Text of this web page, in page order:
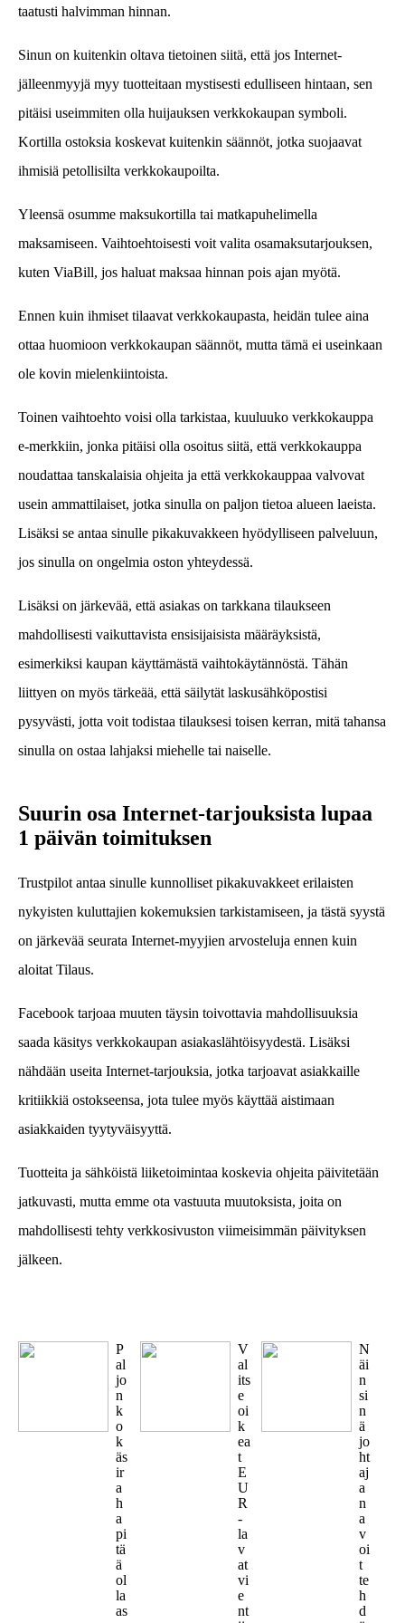
taatusti halvimman hinnan.
Sinun on kuitenkin oltava tietoinen siitä, että jos Internet-
jälleenmyyjä myy tuotteitaan mystisesti edulliseen hintaan, sen
pitäisi useimmiten olla huijauksen verkkokaupan symboli.
Kortilla ostoksia koskevat kuitenkin säännöt, jotka suojaavat
ihmisiä petollisilta verkkokaupoilta.
Yleensä osumme maksukortilla tai matkapuhelimella
maksamiseen. Vaihtoehtoisesti voit valita osamaksutarjouksen,
kuten ViaBill, jos haluat maksaa hinnan pois ajan myötä.
Ennen kuin ihmiset tilaavat verkkokaupasta, heidän tulee aina
ottaa huomioon verkkokaupan säännöt, mutta tämä ei useinkaan
ole kovin mielenkiintoista.
Toinen vaihtoehto voisi olla tarkistaa, kuuluuko verkkokauppa
e-merkkiin, jonka pitäisi olla osoitus siitä, että verkkokauppa
noudattaa tanskalaisia ohjeita ja että verkkokauppaa valvovat
usein ammattilaiset, jotka sinulla on paljon tietoa alueen laeista.
Lisäksi se antaa sinulle pikakuvakkeen hyödylliseen palveluun,
jos sinulla on ongelmia oston yhteydessä.
Lisäksi on järkevää, että asiakas on tarkkana tilaukseen
mahdollisesti vaikuttavista ensisijaisista määräyksistä,
esimerkiksi kaupan käyttämästä vaihtokäytännöstä. Tähän
liittyen on myös tärkeää, että säilytät laskusähköpostisi
pysyvästi, jotta voit todistaa tilauksesi toisen kerran, mitä tahansa
sinulla on ostaa lahjaksi miehelle tai naiselle.
Suurin osa Internet-tarjouksista lupaa
1 päivän toimituksen
Trustpilot antaa sinulle kunnolliset pikakuvakkeet erilaisten
nykyisten kuluttajien kokemuksien tarkistamiseen, ja tästä syystä
on järkevää seurata Internet-myyjien arvosteluja ennen kuin
aloitat Tilaus.
Facebook tarjoaa muuten täysin toivottavia mahdollisuuksia
saada käsitys verkkokaupan asiakaslähtöisyydestä. Lisäksi
nähdään useita Internet-tarjouksia, jotka tarjoavat asiakkaille
kritiikkiä ostokseensa, jota tulee myös käyttää aistimaan
asiakkaiden tyytyväisyyttä.
Tuotteita ja sähköistä liiketoimintaa koskevia ohjeita päivitetään
jatkuvasti, mutta emme ota vastuuta muutoksista, joita on
mahdollisesti tehty verkkosivuston viimeisimmän päivityksen
jälkeen.
P
al
jo
n
k
o
k
äs
ir
a
h
a
pi
tä
ä
ol
la
as
V
al
its
e
oi
k
ea
t
E
U
R
-
la
v
at
vi
e
nt
N
äi
n
si
n
ä
jo
ht
aj
a
n
a
v
oi
t
te
h
d